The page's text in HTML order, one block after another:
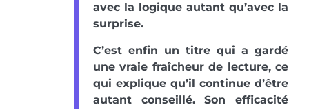
avec la logique autant qu’avec la
surprise.
C’est enfin un titre qui a gardé
une vraie fraîcheur de lecture, ce
qui explique qu’il continue d’être
autant conseillé. Son efficacité